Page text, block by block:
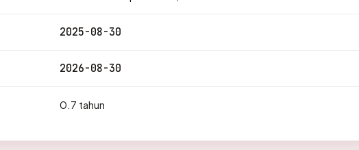
2025-08-30
2026-08-30
0.7 tahun